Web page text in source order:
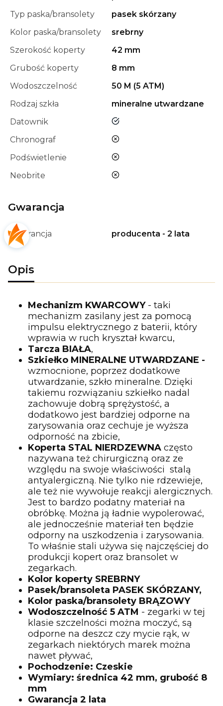
Typ paska/bransolety
pasek skórzany
Kolor paska/bransolety
srebrny
Szerokość koperty
42 mm
Grubość koperty
8 mm
Wodoszczelność
50 M (5 ATM)
Rodzaj szkła
mineralne utwardzane
Datownik
tak
Chronograf
nie
Podświetlenie
nie
Neobrite
nie
Gwarancja
Gwarancja producenta - 2 lata
Opis
Mechanizm KWARCOWY - taki
mechanizm zasilany jest za pomocą
impulsu elektrycznego z baterii, który
wprawia w ruch kryształ kwarcu,
Tarcza BIAŁA,
Szkiełko MINERALNE UTWARDZANE -
wzmocnione, poprzez dodatkowe
utwardzanie, szkło mineralne. Dzięki
takiemu rozwiązaniu szkiełko nadal
zachowuje dobrą sprężystość, a
dodatkowo jest bardziej odporne na
zarysowania oraz cechuje je wyższa
odporność na zbicie,
Koperta STAL NIERDZEWNA często
nazywana też chirurgiczną oraz ze
względu na swoje właściwości stalą
antyalergiczną. Nie tylko nie rdzewieje,
ale też nie wywołuje reakcji alergicznych.
Jest to bardzo podatny materiał na
obróbkę. Można ją ładnie wypolerować,
ale jednocześnie materiał ten będzie
odporny na uszkodzenia i zarysowania.
To właśnie stali używa się najczęściej do
produkcji kopert oraz bransolet w
zegarkach.
Kolor koperty SREBRNY
Pasek/bransoleta PASEK SKÓRZANY,
Kolor paska/bransolety BRĄZOWY
Wodoszczelność 5 ATM - zegarki w tej
klasie szczelności można moczyć, są
odporne na deszcz czy mycie rąk, w
zegarkach niektórych marek można
nawet pływać,
Pochodzenie: Czeskie
Wymiary: średnica 42 mm, grubość 8
mm
Gwarancja 2 lata